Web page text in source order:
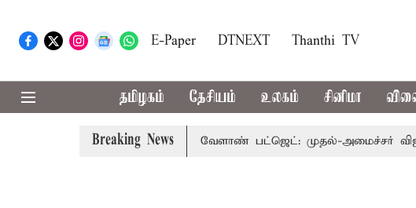
E-Paper DTNEXT Thanthi TV
தமிழகம் தேசியம் உலகம் சினிமா
Breaking News
பார்வையுடன் கூடிய வேளாண் பட்ஜெட்: முதல்-அமைச்சர் விஜய்